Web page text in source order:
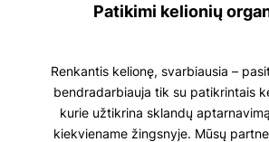
Patikimi kelionių
Renkantis kelionę, svarbiausia –
bendradarbiauja tik su patikrintais
kurie užtikrina sklandų
kiekviename žingsnyje. Mūsų